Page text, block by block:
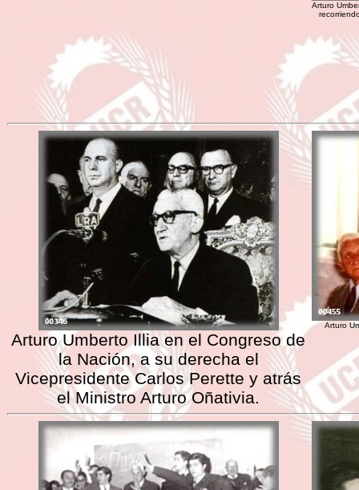
Arturo
Arturo Umberto Illia en el Congreso de
la Nación, a su derecha el
Vicepresidente Carlos Perette y atrás
el Ministro Arturo Oñativia.
Arturo